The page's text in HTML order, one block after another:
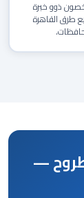
ذوو خبرة
طرق القاهرة
—